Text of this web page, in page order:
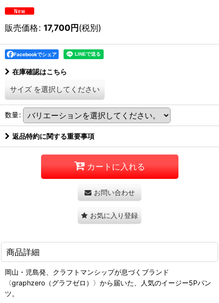
販売価格: 17,700円(税別)
Facebookでシェア
在庫確認はこちら
サイズ を選択してください
数量:
返品特約に関する重要事項
カートに入れる
お問い合わせ
お気に入り登録
商品詳細
岡山・児島発、クラフトマンシップが息づくブランド
〈graphzero（グラフゼロ）〉から届いた、人気のイージー5Pパン
ツ。